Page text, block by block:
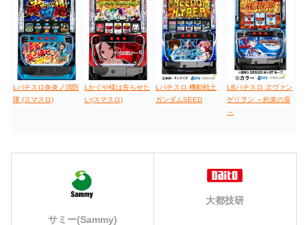
Lパチスロ炎炎ノ消防
隊 (スマスロ)
Lかぐや様は告らせた
い(スマスロ)
Lパチスロ 機動戦士
ガンダムSEED
LBパチスロ ヱヴァン
ゲリヲン ～約束の扉
～
サミー(Sammy)
大都技研